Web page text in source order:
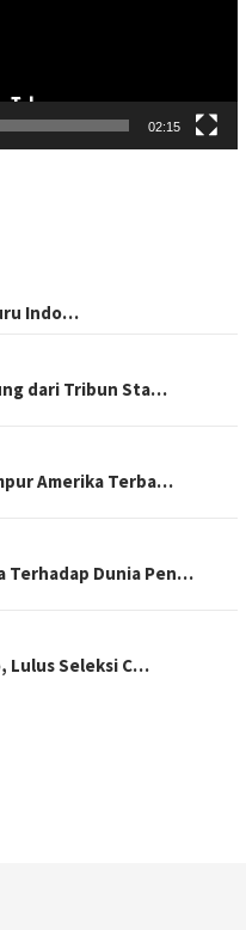
02:15
Indo…
dari Tribun Sta…
Amerika Terba…
Terhadap Dunia Pen…
Lulus Seleksi C…